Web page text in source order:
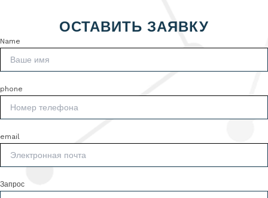
ОСТАВИТЬ ЗАЯВКУ
Name
phone
email
Запрос